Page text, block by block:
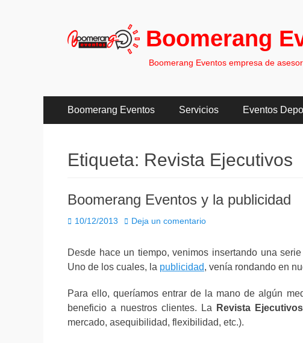
Boomerang
Boomerang Eventos empresa de
Menú
principal
Boomerang Eventos Servicios Eventos
Etiqueta: Revista Ejecutivos
Boomerang Eventos y la publicidad
Publicado
10/12/2013 Deja un comentario
Desde hace un tiempo, venimos insertando una
Uno de los cuales, la publicidad, venía rondando en
Para ello, queríamos entrar de la mano de algún
beneficio a nuestros clientes. La
Revista Ejecutivos
mercado, asequibilidad, flexibilidad, etc.).